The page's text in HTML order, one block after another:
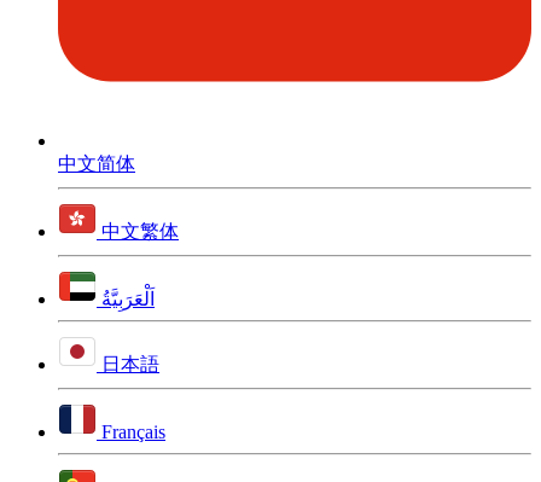
中文简体
中文繁体
اَلْعَرَبِيَّةُ
日本語
Français